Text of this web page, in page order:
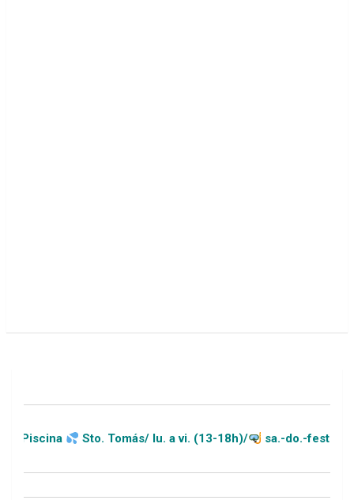
Sto. Tomás/ lu. a vi. (13-18h)/ sa.-do.-festivos (11-